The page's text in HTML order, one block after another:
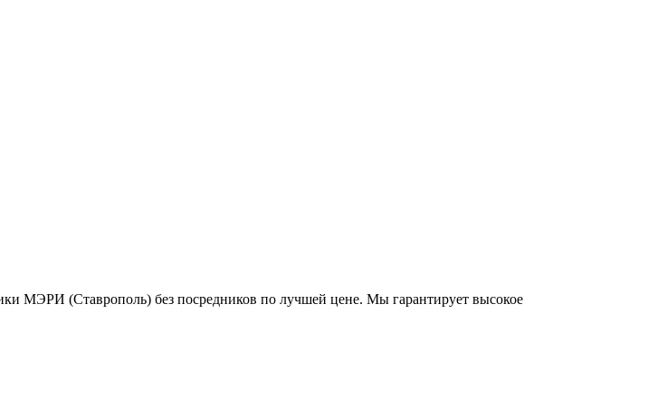
(Ставрополь) без посредников по лучшей цене. Мы гарантирует высокое